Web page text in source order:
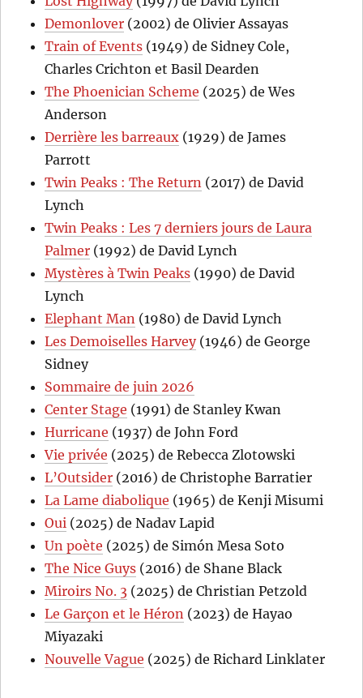
Demonlover (2002) de Olivier Assayas
Train of Events (1949) de Sidney Cole,
Charles Crichton et Basil Dearden
The Phoenician Scheme (2025) de Wes
Anderson
Derrière les barreaux (1929) de James
Parrott
Twin Peaks : The Return (2017) de David
Lynch
Twin Peaks : Les 7 derniers jours de Laura
Palmer (1992) de David Lynch
Mystères à Twin Peaks (1990) de David
Lynch
Elephant Man (1980) de David Lynch
Les Demoiselles Harvey(1946) de George
Sidney
Sommaire de juin 2026
Center Stage (1991) de Stanley Kwan
Hurricane (1937) de John Ford
Vie privée (2025) de Rebecca Zlotowski
L’Outsider (2016) de Christophe Barratier
La Lame diabolique (1965) de Kenji Misumi
Oui (2025) de Nadav Lapid
Un poète (2025) de Simón Mesa Soto
The Nice Guys (2016) de Shane Black
Miroirs No. 3 (2025) de Christian Petzold
Le Garçon et le Héron (2023) de Hayao
Miyazaki
Nouvelle Vague (2025) de Richard Linklater